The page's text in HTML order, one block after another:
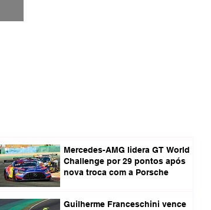
Mercedes-AMG lidera GT World
Challenge por 29 pontos após
nova troca com a Porsche
Guilherme Franceschini vence